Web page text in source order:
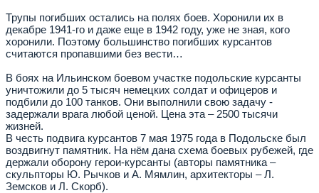
Трупы погибших остались на полях боев. Хоронили их в
декабре 1941-го и даже еще в 1942 году, уже не зная, кого
хоронили. Поэтому большинство погибших курсантов
считаются пропавшими без вести…
В боях на Ильинском боевом участке подольские курсанты
уничтожили до 5 тысяч немецких солдат и офицеров и
подбили до 100 танков. Они выполнили свою задачу -
задержали врага любой ценой. Цена эта – 2500 тысячи
жизней.
В честь подвига курсантов 7 мая 1975 года в Подольске был
воздвигнут памятник. На нём дана схема боевых рубежей, где
держали оборону герои-курсанты (авторы памятника –
скульпторы Ю. Рычков и А. Мямлин, архитекторы – Л.
Земсков и Л. Скорб).